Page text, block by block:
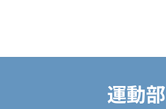
運動部